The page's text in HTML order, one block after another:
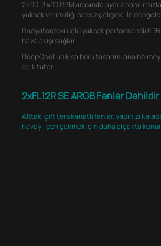
2500–3400 RPM arasında ayarlanabilir
yüksek verimliliği sessiz çalışma ile
Radyatördeki üçlü yüksek performanslı
hava akışı sağlar.
DeepCool'un kısa boru tasarımı ana
açık tutar.
2xFL12R SE ARGB Fanlar Dahildir
Alttaki çift ters kanatlı fanlar, yapınızı
havayı içeri çekmek için daha alçakta